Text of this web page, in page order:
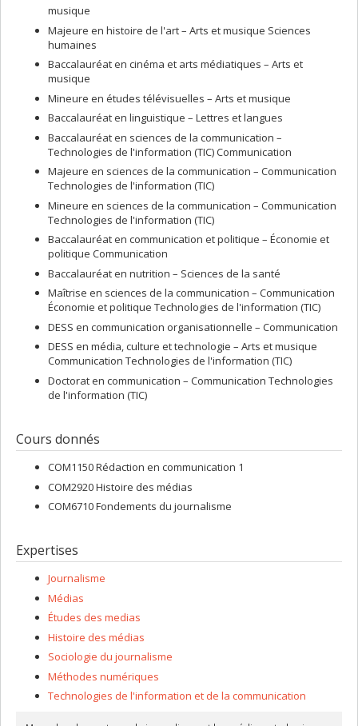
musique
Majeure en histoire de l'art – Arts et musique Sciences
humaines
Baccalauréat en cinéma et arts médiatiques – Arts et
musique
Mineure en études télévisuelles – Arts et musique
Baccalauréat en linguistique – Lettres et langues
Baccalauréat en sciences de la communication –
Technologies de l'information (TIC) Communication
Majeure en sciences de la communication – Communication
Technologies de l'information (TIC)
Mineure en sciences de la communication – Communication
Technologies de l'information (TIC)
Baccalauréat en communication et politique – Économie et
politique Communication
Baccalauréat en nutrition – Sciences de la santé
Maîtrise en sciences de la communication – Communication
Économie et politique Technologies de l'information (TIC)
DESS en communication organisationnelle – Communication
DESS en média, culture et technologie – Arts et musique
Communication Technologies de l'information (TIC)
Doctorat en communication – Communication Technologies
de l'information (TIC)
Cours donnés
COM1150 Rédaction en communication 1
COM2920 Histoire des médias
COM6710 Fondements du journalisme
Expertises
Journalisme
Médias
Études des medias
Histoire des médias
Sociologie du journalisme
Méthodes numériques
Technologies de l'information et de la communication